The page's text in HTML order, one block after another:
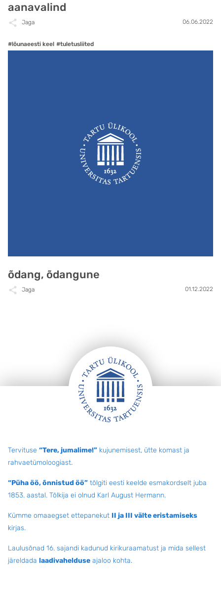
aanavalind
Jaga 06.06.2022
#lõunaeesti keel #tuletusliited
õdang, õdangune
Jaga 01.12.2022
Tervituse “Tere, jumalime!” kujunemisest, ütte komast ja
rahvaetümoloogiast.
“Püha öö, õnnistud öö” tõlgiti eesti keelde esmakordselt juba
1853. aastal. Tõlkija ei olnud Karl August Hermann.
Kümme omaaegset ettepanekut II ja III välte eristamiseks
kirjas.
Laulusõnad 16. sajandi kadunud kirikuraamatust ja mida sellest
järeldada laadivahelduse ajaloo kohta.